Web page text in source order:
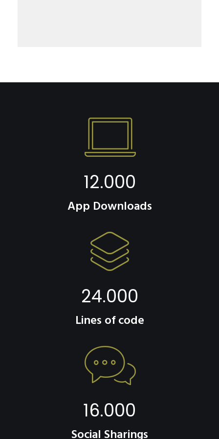
12.000
App Downloads
24.000
Lines of code
16.000
Social Sharings